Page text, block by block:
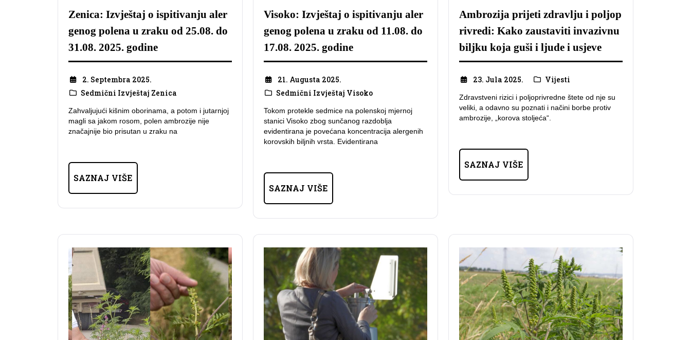
Zenica: Izvještaj o ispitivanju aler
genog polena u zraku od 25.08. do
31.08. 2025. godine
2. Septembra 2025.
Sedmični Izvještaj Zenica
Zahvaljujući kišnim oborinama, a potom i jutarnjoj
magli sa jakom rosom, polen ambrozije nije
značajnije bio prisutan u zraku na
SAZNAJ VIŠE
Visoko: Izvještaj o ispitivanju aler
genog polena u zraku od 11.08. do
17.08. 2025. godine
21. Augusta 2025.
Sedmični Izvještaj Visoko
Tokom protekle sedmice na polenskoj mjernoj
stanici Visoko zbog sunčanog razdoblja
evidentirana je povećana koncentracija alergenih
korovskih biljnih vrsta. Evidentirana
SAZNAJ VIŠE
Ambrozija prijeti zdravlju i poljop
rivredi: Kako zaustaviti invazivnu
biljku koja guši i ljude i usjeve
23. Jula 2025. Vijesti
Zdravstveni rizici i poljoprivredne štete od nje su
veliki, a odavno su poznati i načini borbe protiv
ambrozije, „korova stoljeća“.
SAZNAJ VIŠE